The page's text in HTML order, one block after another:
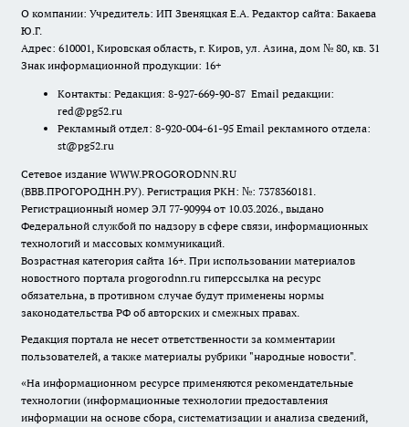
О компании: Учредитель: ИП Звеняцкая Е.А. Редактор сайта: Бакаева
Ю.Г.
Адрес: 610001, Кировская область, г. Киров, ул. Азина, дом № 80, кв. 31
Знак информационной продукции: 16+
Контакты: Редакция: 8-927-669-90-87 Email редакции:
red@pg52.ru
Рекламный отдел: 8-920-004-61-95 Email рекламного отдела:
st@pg52.ru
Сетевое издание WWW.PROGORODNN.RU
(ВВВ.ПРОГОРОДНН.РУ). Регистрация РКН: №: 7378360181.
Регистрационный номер ЭЛ 77-90994 от 10.03.2026., выдано
Федеральной службой по надзору в сфере связи, информационных
технологий и массовых коммуникаций.
Возрастная категория сайта 16+. При использовании материалов
новостного портала progorodnn.ru гиперссылка на ресурс
обязательна, в противном случае будут применены нормы
законодательства РФ об авторских и смежных правах.
Редакция портала не несет ответственности за комментарии
пользователей, а также материалы рубрики "народные новости".
«На информационном ресурсе применяются рекомендательные
технологии (информационные технологии предоставления
информации на основе сбора, систематизации и анализа сведений,